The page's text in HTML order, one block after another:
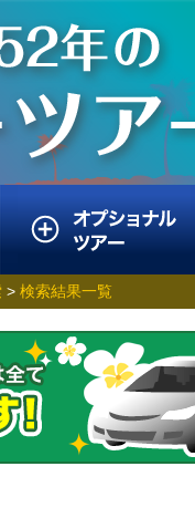
> 検索結果一覧